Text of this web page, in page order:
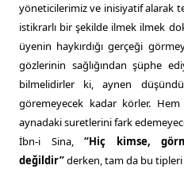
yöneticilerimiz ve inisiyatif alarak
istikrarlı bir şekilde ilmek ilmek
üyenin haykırdığı gerçeği
gözlerinin sağlığından şüphe
bilmelidirler ki, aynen
göremeyecek kadar körler.
aynadaki suretlerini fark
İbn-i Sina,“Hiç kimse,
değildir”derken, tam da bu tipleri